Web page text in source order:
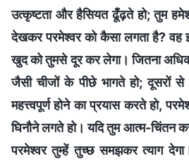
उत्कृष्टता और हैसियत ढूँढ़ते हो; तुम
देखकर परमेश्वर को कैसा लगता है?
खुद को तुमसे दूर कर लेगा। जितना
जैसी चीजों के पीछे भागते हो; दूसरों से
महत्त्वपूर्ण होने का प्रयास करते हो,
घिनौने लगते हो। यदि तुम आत्म-चिंतन
परमेश्वर तुम्हें तुच्छ समझकर त्याग